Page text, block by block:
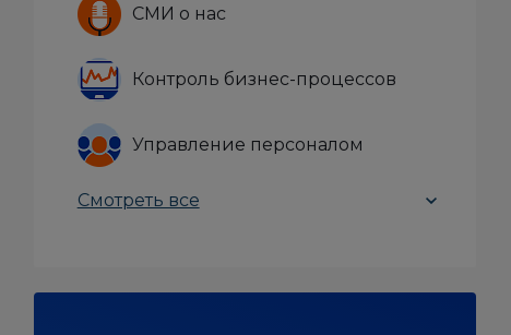
СМИ о нас
Контроль бизнес-процессов
Управление персоналом
Смотреть все